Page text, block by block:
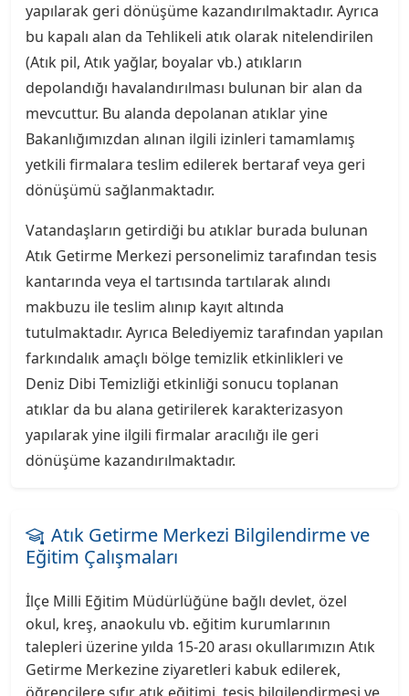
yapılarak geri dönüşüme kazandırılmaktadır. Ayrıca
bu kapalı alan da Tehlikeli atık olarak nitelendirilen
(Atık pil, Atık yağlar, boyalar vb.) atıkların
depolandığı havalandırılması bulunan bir alan da
mevcuttur. Bu alanda depolanan atıklar yine
Bakanlığımızdan alınan ilgili izinleri tamamlamış
yetkili firmalara teslim edilerek bertaraf veya geri
dönüşümü sağlanmaktadır.
Vatandaşların getirdiği bu atıklar burada bulunan
Atık Getirme Merkezi personelimiz tarafından tesis
kantarında veya el tartısında tartılarak alındı
makbuzu ile teslim alınıp kayıt altında
tutulmaktadır. Ayrıca Belediyemiz tarafından yapılan
farkındalık amaçlı bölge temizlik etkinlikleri ve
Deniz Dibi Temizliği etkinliği sonucu toplanan
atıklar da bu alana getirilerek karakterizasyon
yapılarak yine ilgili firmalar aracılığı ile geri
dönüşüme kazandırılmaktadır.
Atık Getirme Merkezi Bilgilendirme ve
Eğitim Çalışmaları
İlçe Milli Eğitim Müdürlüğüne bağlı devlet, özel
okul, kreş, anaokulu vb. eğitim kurumlarının
talepleri üzerine yılda 15-20 arası okullarımızın Atık
Getirme Merkezine ziyaretleri kabuk edilerek,